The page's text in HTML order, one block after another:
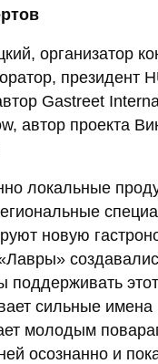
организатор
президент
Gastreet
автор проекта
локальные
новую
поддерживать
сильные имена
молодым
осознанно и